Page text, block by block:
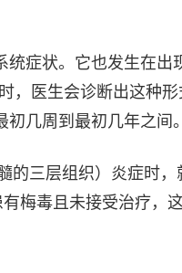
统症状。它也发生在出
，医生会诊断出这种形
初几周到最初几年之间
的三层组织）炎症时，
梅毒且未接受治疗，